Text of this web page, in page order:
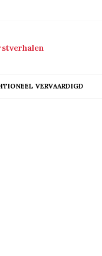
VERVAARDIGD